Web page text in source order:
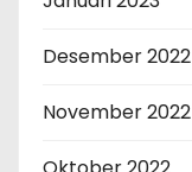
Desember 2022
November 2022